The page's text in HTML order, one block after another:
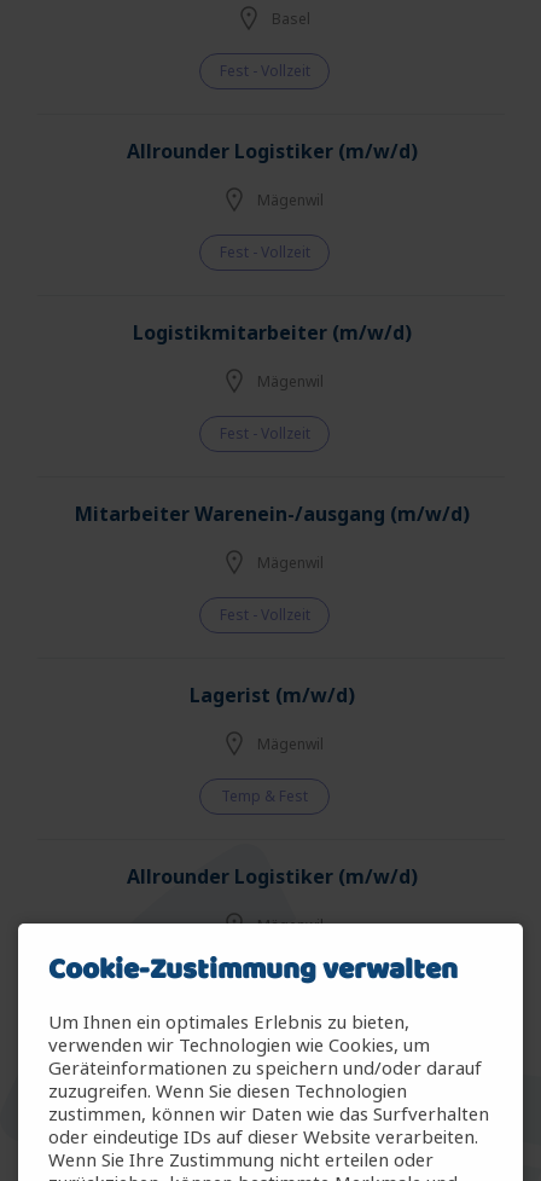
Basel
Fest - Vollzeit
Allrounder Logistiker (m/w/d)
Mägenwil
Fest - Vollzeit
Logistikmitarbeiter (m/w/d)
Mägenwil
Fest - Vollzeit
Mitarbeiter Warenein-/ausgang (m/w/d)
Mägenwil
Fest - Vollzeit
Lagerist (m/w/d)
Mägenwil
Temp & Fest
Allrounder Logistiker (m/w/d)
Mägenwil
Temp & Fest
Allrounder Gartenbau (m/w/d)
Arbon
Temp & Fest
Cookie-Zustimmung verwalten
Um Ihnen ein optimales Erlebnis zu bieten,
verwenden wir Technologien wie Cookies, um
Geräteinformationen zu speichern und/oder darauf
zuzugreifen. Wenn Sie diesen Technologien
zustimmen, können wir Daten wie das Surfverhalten
oder eindeutige IDs auf dieser Website verarbeiten.
Wenn Sie Ihre Zustimmung nicht erteilen oder